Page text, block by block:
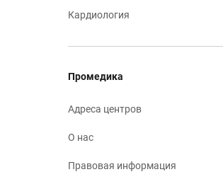
Кардиология
Промедика
Адреса центров
О нас
Правовая информация